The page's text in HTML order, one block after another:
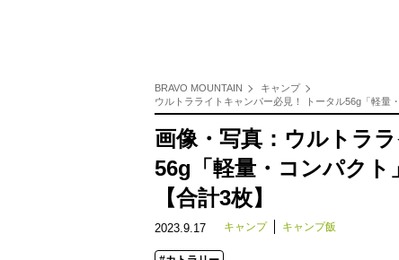
BRAVO MOUNTAIN
キャンプ
ウルトラライトキャンパー必見！ トータル56g「軽量
画像・写真：ウルトラ
56g「軽量・コンパクト
【合計3枚】
2023.9.17 キャンプ キャンプ飯